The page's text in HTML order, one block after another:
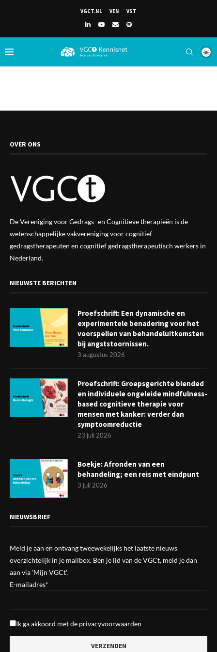
VGCT.NL VEN VST
OVER ONS
De Vereniging voor Gedrags- en Cognitieve therapieën is de
wetenschappelijke vakverenigingvoor cognitief
gedragstherapeuten en cognitief gedragstherapeutisch werkers in
Nederland.
NIEUWSTE BERICHTEN
Proefschrift: Een dynamische en
experimentele benadering voor het
voorspellen van behandeluitkomsten
bij angststoornissen.
3 augustus 2026
Proefschrift: Groepsgerichte blended
en individuele ongeleide mindfulness-
based cognitieve therapie voor
mensen met kanker: verder dan
symptoomreductie
23 juli 2026
Boekje: Afronden van een
behandeling; een reis met eindpunt
3 juli 2026
NIEUWSBRIEF
Meld je aan en ontvang tweewekelijks het laatste nieuws
overzichtelijk in je mailbox. Ben je lid van de VGCt, meld je dan
aan via 'Mijn VGCt'.
E-mailadres*
Ik ga akkoord met de privacyvoorwaarden